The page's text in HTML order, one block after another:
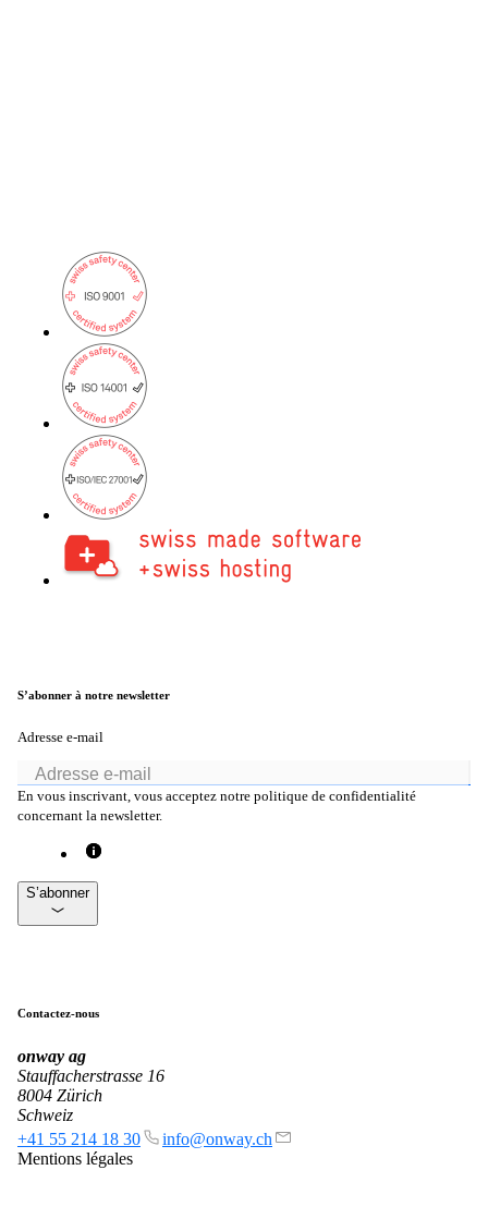
S’abonner à notre newsletter
Adresse e-mail
En vous inscrivant, vous acceptez notre politique de confidentialité
concernant la newsletter.
S’abonner
Contactez-nous
onway ag
Stauffacherstrasse 16
8004 Zürich
Schweiz
+41 55 214 18 30
info@onway.ch
Mentions légales